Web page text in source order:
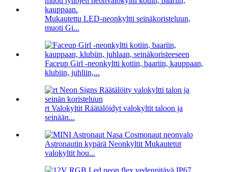
Mukautettu LED-neonkyltti seinäkoristeluun,
muoti Gi...
Faceup Girl -neonkyltti kotiin, baariin, kauppaan,
klubiin, juhliin,...
rt Valokyltit Räätälöidyt valokyltit taloon ja
seinään...
Astronautin kypärä Neonkyltit Mukautetut
valokyltit hou...